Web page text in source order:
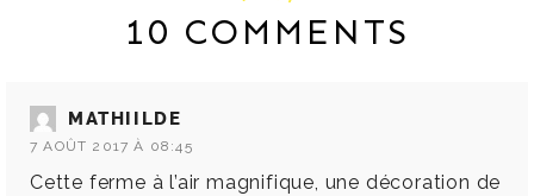
10 COMMENTS
MATHIILDE
7 AOÛT 2017 À 08:45
Cette ferme à l’air magnifique, une décoration de